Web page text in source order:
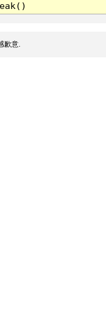
歉意.